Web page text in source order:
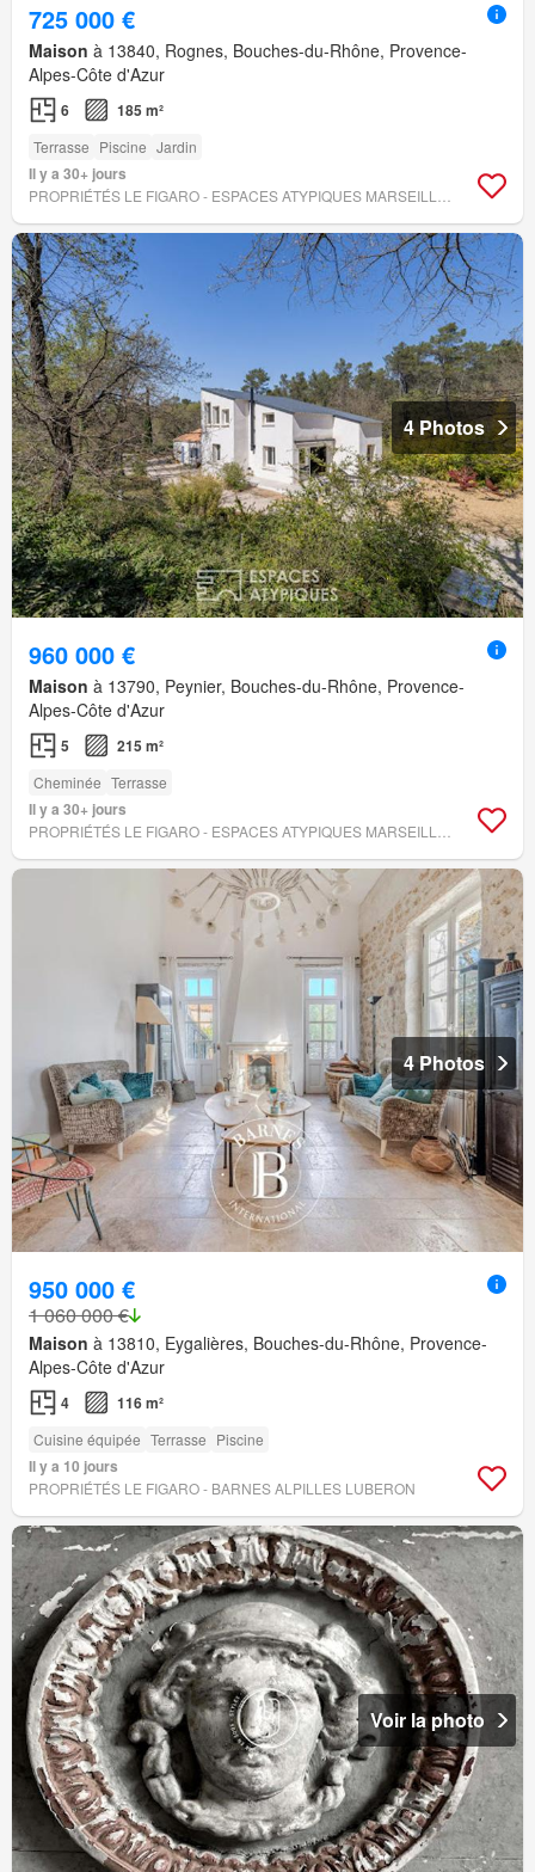
725 000 €
Maison à 13840, Rognes, Bouches-du-Rhône, Provence-
Alpes-Côte d'Azur
6 185 m²
Terrasse Piscine Jardin
Il y a 30+ jours
4 Photos
960 000 €
Maison à 13790, Peynier, Bouches-du-Rhône, Provence-
Alpes-Côte d'Azur
5 215 m²
Cheminée Terrasse
Il y a 30+ jours
4 Photos
950 000 €
1 060 000 €
Maison à 13810, Eygalières, Bouches-du-Rhône, Provence-
Alpes-Côte d'Azur
4 116 m²
Cuisine équipée Terrasse Piscine
Il y a 10 jours
PROPRIÉTÉS LE FIGARO - BARNES ALPILLES LUBERON
Voir la photo